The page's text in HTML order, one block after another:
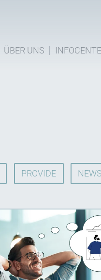
ÜBER UNS
PROVIDE NEWS